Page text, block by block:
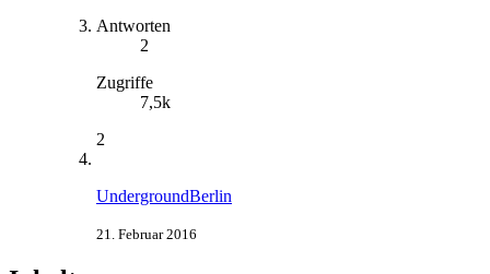
Antworten
2
Zugriffe
7,5k
2
UndergroundBerlin
21. Februar 2016